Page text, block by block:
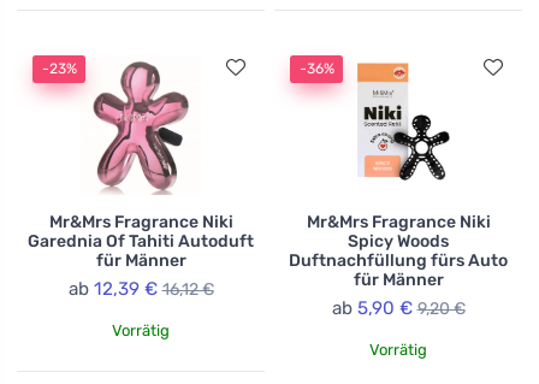
-23%
Mr&Mrs Fragrance Niki
Garednia Of Tahiti Autoduft
für Männer
ab 12,39 € 16,12 €
Vorrätig
-36%
Mr&Mrs Fragrance Niki
Spicy Woods
Duftnachfüllung fürs Auto
für Männer
ab 5,90 € 9,20 €
Vorrätig